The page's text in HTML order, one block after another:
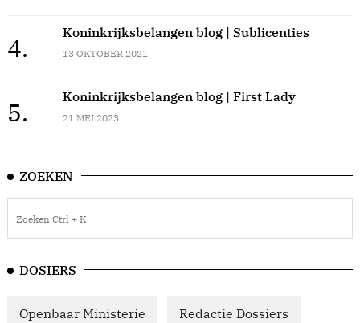
4.
Koninkrijksbelangen blog | Sublicenties
13 OKTOBER 2021
5.
Koninkrijksbelangen blog | First Lady
21 MEI 2023
ZOEKEN
DOSIERS
Openbaar Ministerie Redactie Dossiers